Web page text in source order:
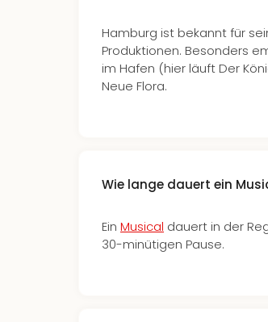
Hamburg ist bekannt für
Produktionen. Besonders
im Hafen (hier läuft Der
Neue Flora.
Wie lange dauert ein
Ein Musical dauert in der
30-minütigen Pause.